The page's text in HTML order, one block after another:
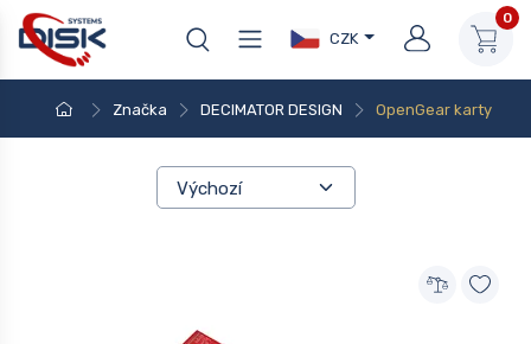
CZK
0
Značka DECIMATOR DESIGN OpenGear karty